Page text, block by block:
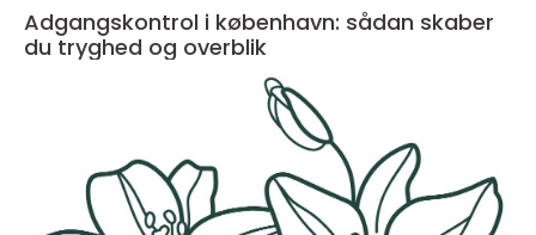
Adgangskontrol i københavn: sådan skaber
du tryghed og overblik